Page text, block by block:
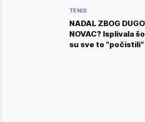
TENIS
NADAL ZBOG
NOVAC? Isplivala
su sve to "počistili"